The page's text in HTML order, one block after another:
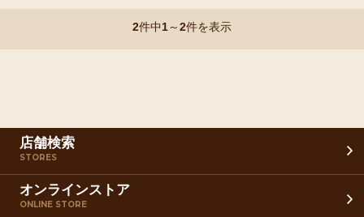
2件中1～2件を表示
店舗検索
STORES
オンラインストア
ONLINE STORE